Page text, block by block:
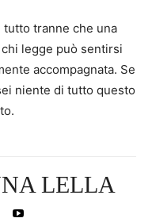
tranne che una
legge può sentirsi
accompagnata. Se
niente di tutto questo
LELLA